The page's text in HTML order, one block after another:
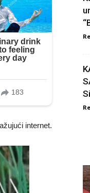
internet.